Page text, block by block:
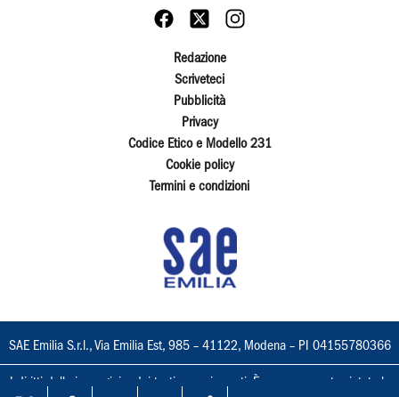
Redazione
Scriveteci
Pubblicità
Privacy
Codice Etico e Modello 231
Cookie policy
Termini e condizioni
SAE Emilia S.r.l., Via Emilia Est, 985 – 41122, Modena – PI 04155780366
I diritti delle immagini e dei testi sono riservati. È espressamente vietata la